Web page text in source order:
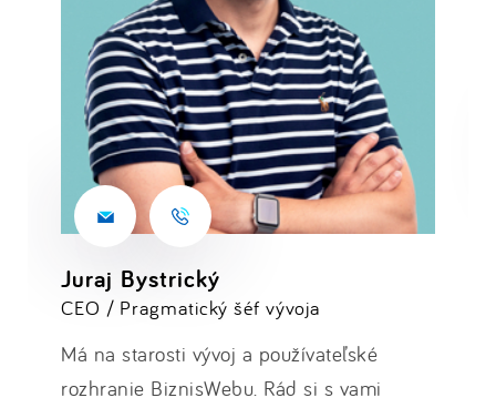
Juraj Bystrický
CEO / Pragmatický šéf vývoja
Má na starosti vývoj a používateľské
rozhranie BiznisWebu. Rád si s vami